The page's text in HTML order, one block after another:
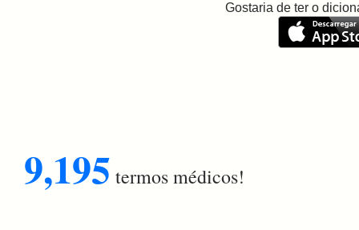
Gostaria de ter o
9,195 termos médicos!